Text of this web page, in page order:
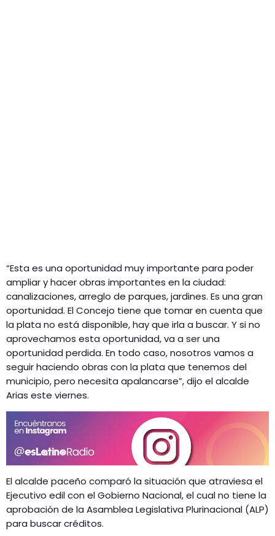
“Esta es una oportunidad muy importante para poder
ampliar y hacer obras importantes en la ciudad:
canalizaciones, arreglo de parques, jardines. Es una gran
oportunidad. El Concejo tiene que tomar en cuenta que
la plata no está disponible, hay que irla a buscar. Y si no
aprovechamos esta oportunidad, va a ser una
oportunidad perdida. En todo caso, nosotros vamos a
seguir haciendo obras con la plata que tenemos del
municipio, pero necesita apalancarse”, dijo el alcalde
Arias este viernes.
El alcalde paceño comparó la situación que atraviesa el
Ejecutivo edil con el Gobierno Nacional, el cual no tiene la
aprobación de la Asamblea Legislativa Plurinacional (ALP)
para buscar créditos.